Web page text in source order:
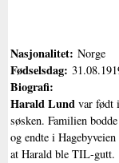
Nasjonalitet: Norge
Fødselsdag:
Biografi:
Harald Lund var født
søsken. Familien
og endte i
at Harald ble TIL-gutt.